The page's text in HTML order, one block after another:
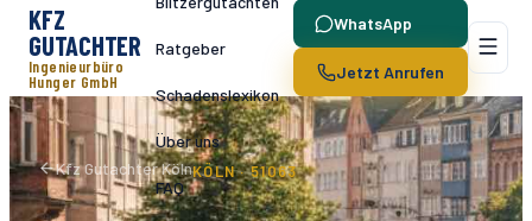
KFZ
GUTACHTER
Ingenieurbüro
Hunger GmbH
Ratgeber
Schadenslexikon
Über uns
FAQ
WhatsApp
Jetzt Anrufen
Kfz Gutachter KölnKÖLN ·51063